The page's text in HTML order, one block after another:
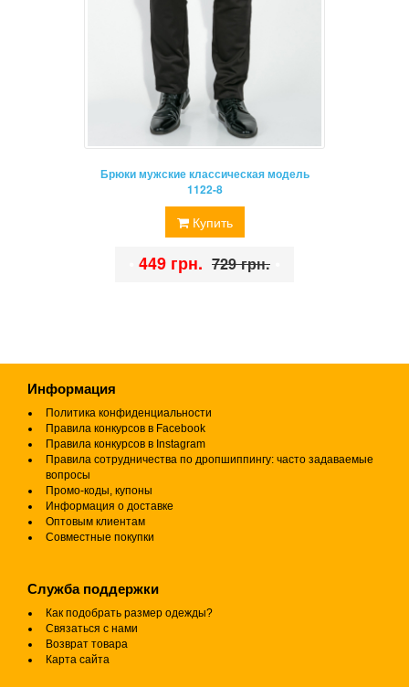
Брюки мужские классическая модель
1122-8
Купить
449 грн. 729 грн.
Информация
Политика конфиденциальности
Правила конкурсов в Facebook
Правила конкурсов в Instagram
Правила сотрудничества по дропшиппингу: часто задаваемые
вопросы
Промо-коды, купоны
Информация о доставке
Оптовым клиентам
Совместные покупки
Служба поддержки
Как подобрать размер одежды?
Связаться с нами
Возврат товара
Карта сайта